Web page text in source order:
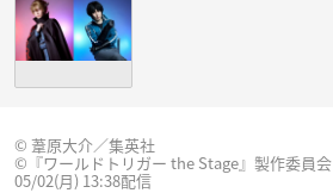
© 葦原大介／集英社
©『ワールドトリガー the Stage』製作委員会
05/02(月) 13:38配信